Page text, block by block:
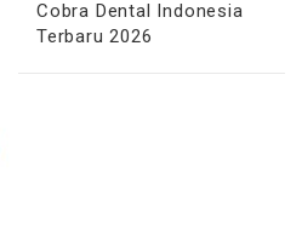
Cobra Dental Indonesia
Terbaru 2026